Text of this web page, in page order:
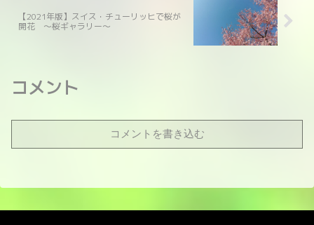
【2021年版】スイス・チューリッヒで桜が
開花 ～桜ギャラリー～
コメント
コメントを書き込む